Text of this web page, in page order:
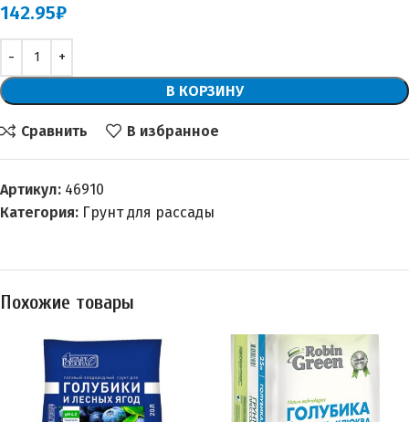
142.95₽
В КОРЗИНУ
Сравнить В избранное
Артикул: 46910
Категория: Грунт для рассады
Похожие товары